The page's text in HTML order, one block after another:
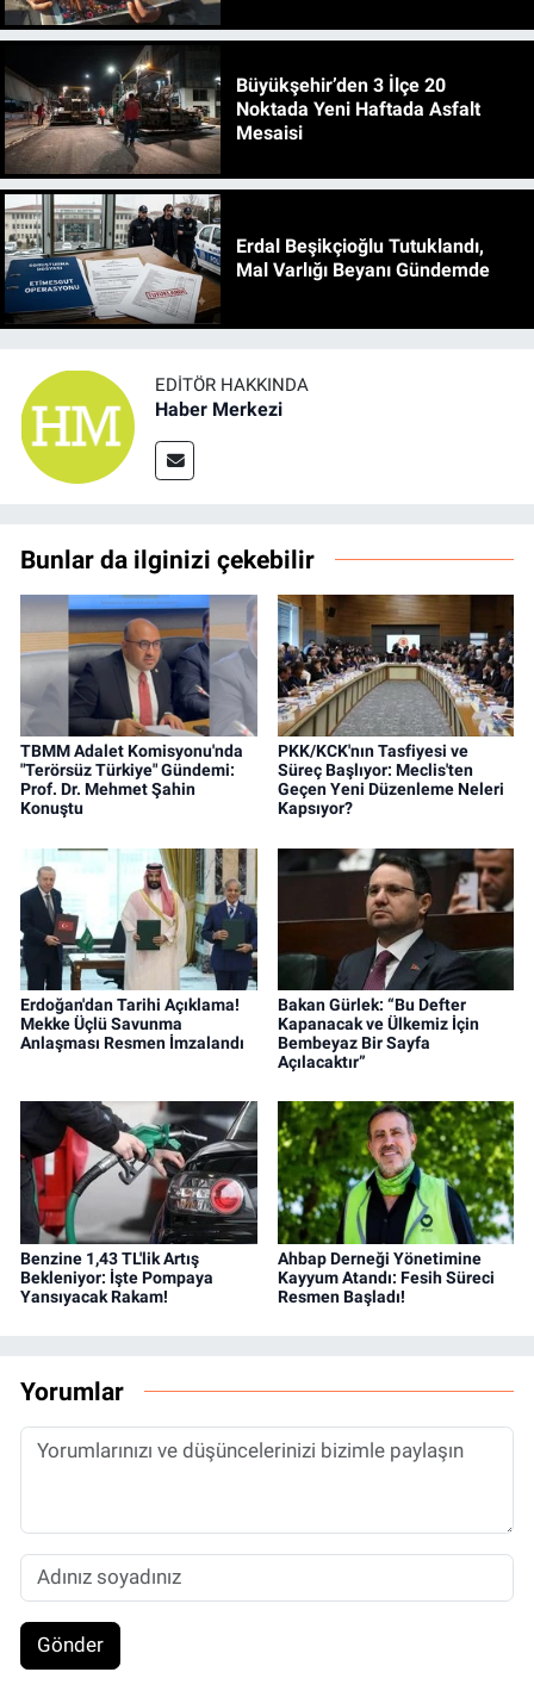
Büyükşehir’den 3 İlçe 20
Noktada Yeni Haftada Asfalt
Mesaisi
Erdal Beşikçioğlu Tutuklandı,
Mal Varlığı Beyanı Gündemde
EDITÖR HAKKINDA
Haber Merkezi
Bunlar da ilginizi çekebilir
TBMM Adalet Komisyonu'nda
"Terörsüz Türkiye" Gündemi:
Prof. Dr. Mehmet Şahin
Konuştu
PKK/KCK'nın Tasfiyesi ve
Süreç Başlıyor: Meclis'ten
Geçen Yeni Düzenleme Neleri
Kapsıyor?
Erdoğan'dan Tarihi Açıklama!
Mekke Üçlü Savunma
Anlaşması Resmen İmzalandı
Bakan Gürlek: “Bu Defter
Kapanacak ve Ülkemiz İçin
Bembeyaz Bir Sayfa
Açılacaktır”
Benzine 1,43 TL'lik Artış
Bekleniyor: İşte Pompaya
Yansıyacak Rakam!
Ahbap Derneği Yönetimine
Kayyum Atandı: Fesih Süreci
Resmen Başladı!
Yorumlar
Gönder